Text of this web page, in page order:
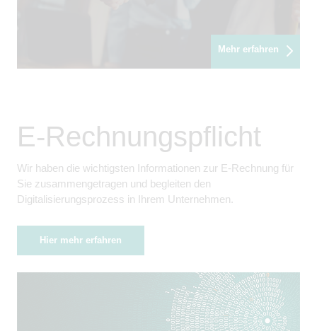
Mehr erfahren
E-Rechnungspflicht
Wir haben die wichtigsten Informationen zur E-Rechnung für
Sie zusammengetragen und begleiten den
Digitalisierungsprozess in Ihrem Unternehmen.
Hier mehr erfahren